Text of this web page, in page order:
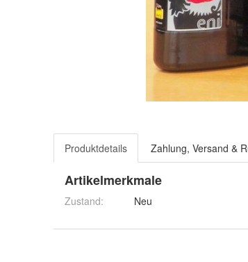
Produktdetails Zahlung, Versand &
Artikelmerkmale
Zustand: Neu